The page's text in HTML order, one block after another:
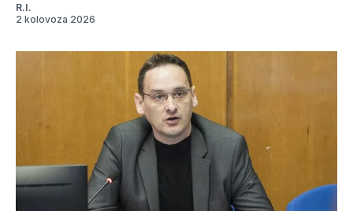
R.I.
2 kolovoza 2026